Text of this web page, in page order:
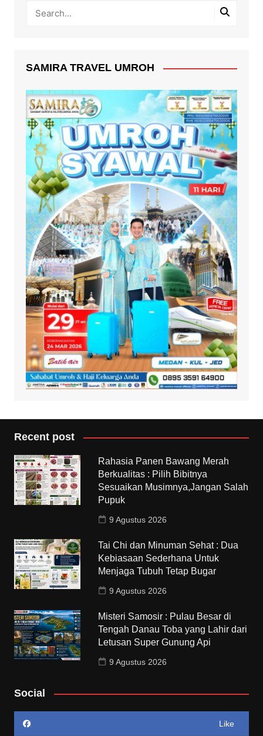
SAMIRA TRAVEL UMROH
Recent post
Rahasia Panen Bawang Merah
Berkualitas : Pilih Bibitnya
Sesuaikan Musimnya,Jangan Salah
Pupuk
9 Agustus 2026
Tai Chi dan Minuman Sehat : Dua
Kebiasaan Sederhana Untuk
Menjaga Tubuh Tetap Bugar
9 Agustus 2026
Misteri Samosir : Pulau Besar di
Tengah Danau Toba yang Lahir dari
Letusan Super Gunung Api
9 Agustus 2026
Social
Like